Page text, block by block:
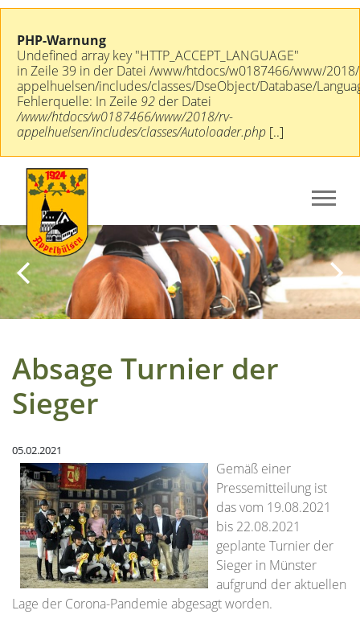
PHP-Warnung
Undefined array key "HTTP_ACCEPT_LANGUAGE"
in Zeile 39 in der Datei /www/htdocs/w0187466/www/
appelhuelsen/includes/classes/DseObject/Database/
Fehlerquelle: In Zeile 92 der Datei
/www/htdocs/w0187466/www/2018/rv-
appelhuelsen/includes/classes/Autoloader.php [..]
Absage Turnier der
Sieger
05.02.2021
Gemäß einer
Pressemitteilung ist
das vom 19.08.2021
bis 22.08.2021
geplante Turnier der
Sieger in Münster
aufgrund der aktuellen
Lage der Corona-Pandemie abgesagt worden.